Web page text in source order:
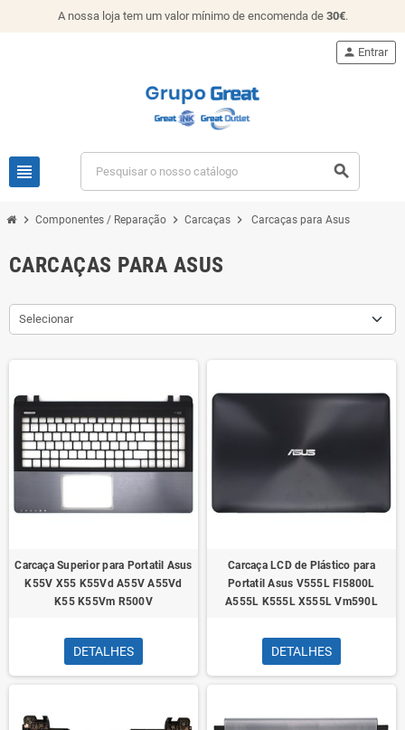
A nossa loja tem um valor mínimo de encomenda de 30€.
view_headline search
person Entrar
chevron_right Componentes / Reparação chevron_right Carcaças chevron_right Carcaças para Asus
CARCAÇAS PARA ASUS
Selecionar
Carcaça Superior para Portatil Asus
K55V X55 K55Vd A55V A55Vd
K55 K55Vm R500V
DETALHES
Carcaça LCD de Plástico para
Portatil Asus V555L Fl5800L
A555L K555L X555L Vm590L
DETALHES